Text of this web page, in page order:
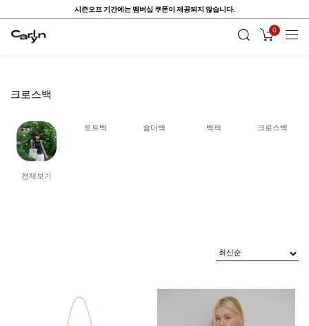
시즌오프 기간에는 멤버십 쿠폰이 제공되지 않습니다.
0
크로스백
전체보기
토트백 숄더백 백팩 크로스백